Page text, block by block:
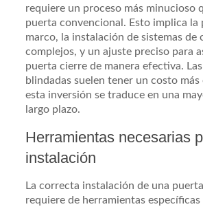
requiere un proceso más minucioso
puerta convencional. Esto implica la
marco, la instalación de sistemas de
complejos, y un ajuste preciso para
puerta cierre de manera efectiva.
blindadas suelen tener un costo más
esta inversión se traduce en una
largo plazo.
Herramientas necesarias
instalación
La correcta instalación de una
requiere de herramientas